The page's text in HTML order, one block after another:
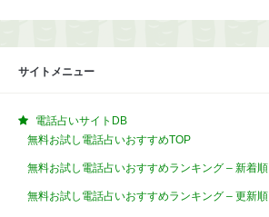
サイトメニュー
電話占いサイトDB
無料お試し電話占いおすすめTOP
無料お試し電話占いおすすめランキング – 新着順
無料お試し電話占いおすすめランキング – 更新順